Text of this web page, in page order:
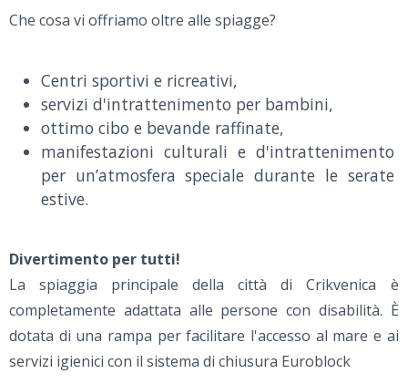
Che cosa vi offriamo oltre alle spiagge?
Centri sportivi e ricreativi,
servizi d'intrattenimento per bambini,
ottimo cibo e bevande raffinate,
manifestazioni culturali e d'intrattenimento
per un’atmosfera speciale durante le serate
estive.
Divertimento per tutti!
La spiaggia principale della città di Crikvenica è
completamente adattata alle persone con disabilità. È
dotata di una rampa per facilitare l'accesso al mare e ai
servizi igienici con il sistema di chiusura Euroblock